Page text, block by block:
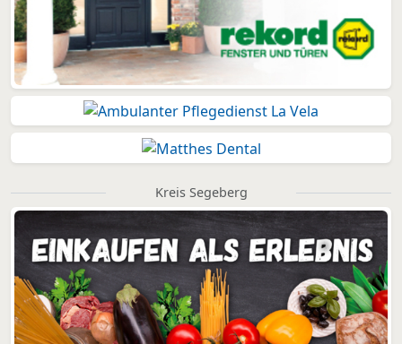
Kreis Segeberg